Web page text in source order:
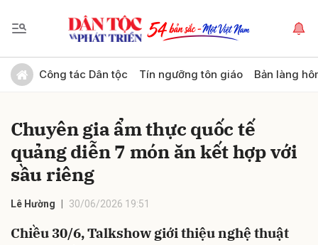
Công tác Dân tộc Tín ngưỡng tôn giáo Bản làng
Chuyên gia ẩm thực quốc tế
quảng diễn 7 món ăn kết hợp với
sầu riêng
Lê Hường 30/06/2026 19:51
Chiều 30/6, Talkshow giới thiệu nghệ thuật
Gửi bình luận